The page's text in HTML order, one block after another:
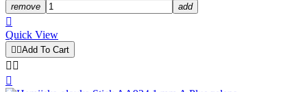
remove add

Quick View
 Add To Cart
 
